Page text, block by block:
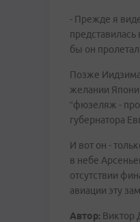
- Прежде я
бы он
Позже
желании
“фюзеляж -
губернатора
И вот он -
в небе
отсутствии
авиации эту
Автор: Виктор